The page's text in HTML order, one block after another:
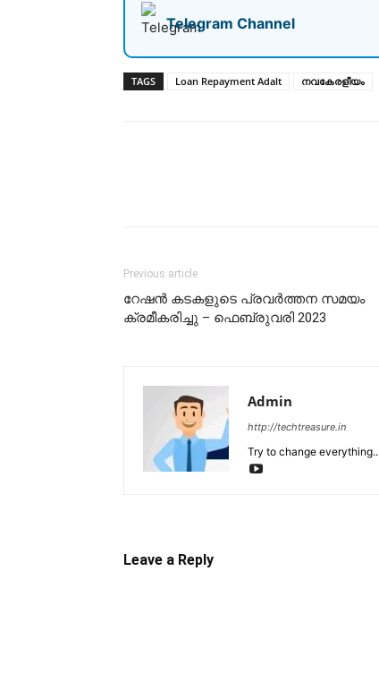
Telegram Channel
TAGS Loan Repayment Adalt നവകേരളീയം
Previous article
റേഷൻ കടകളുടെ പ്രവർത്തന സമയം
ക്രമീകരിച്ചു – ഫെബ്രുവരി 2023
Admin
http://techtreasure.in
Try to change
Leave a Reply